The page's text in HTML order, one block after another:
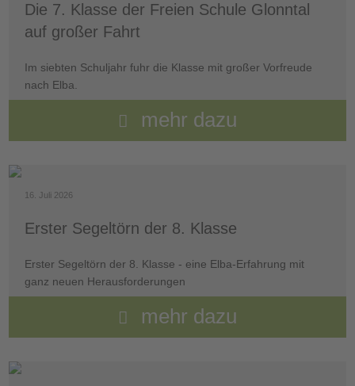
Die 7. Klasse der Freien Schule Glonntal
auf großer Fahrt
Im siebten Schuljahr fuhr die Klasse mit großer Vorfreude
nach Elba.
mehr dazu
16. Juli 2026
Erster Segeltörn der 8. Klasse
Erster Segeltörn der 8. Klasse - eine Elba-Erfahrung mit
ganz neuen Herausforderungen
mehr dazu